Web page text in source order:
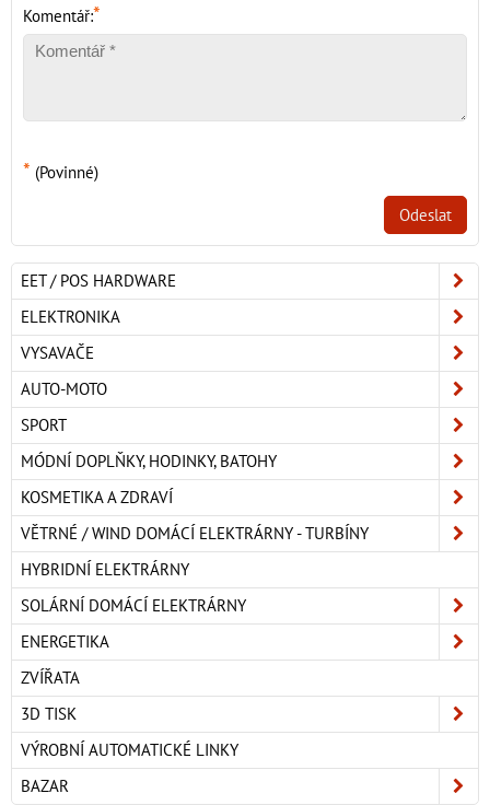
Komentář:*
* (Povinné)
Odeslat
EET / POS HARDWARE
ELEKTRONIKA
VYSAVAČE
AUTO-MOTO
SPORT
MÓDNÍ DOPLŇKY, HODINKY, BATOHY
KOSMETIKA A ZDRAVÍ
VĚTRNÉ / WIND DOMÁCÍ ELEKTRÁRNY - TURBÍNY
HYBRIDNÍ ELEKTRÁRNY
SOLÁRNÍ DOMÁCÍ ELEKTRÁRNY
ENERGETIKA
ZVÍŘATA
3D TISK
VÝROBNÍ AUTOMATICKÉ LINKY
BAZAR